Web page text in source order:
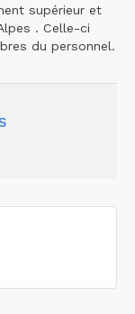
supérieur et
. Celle-ci
du personnel.